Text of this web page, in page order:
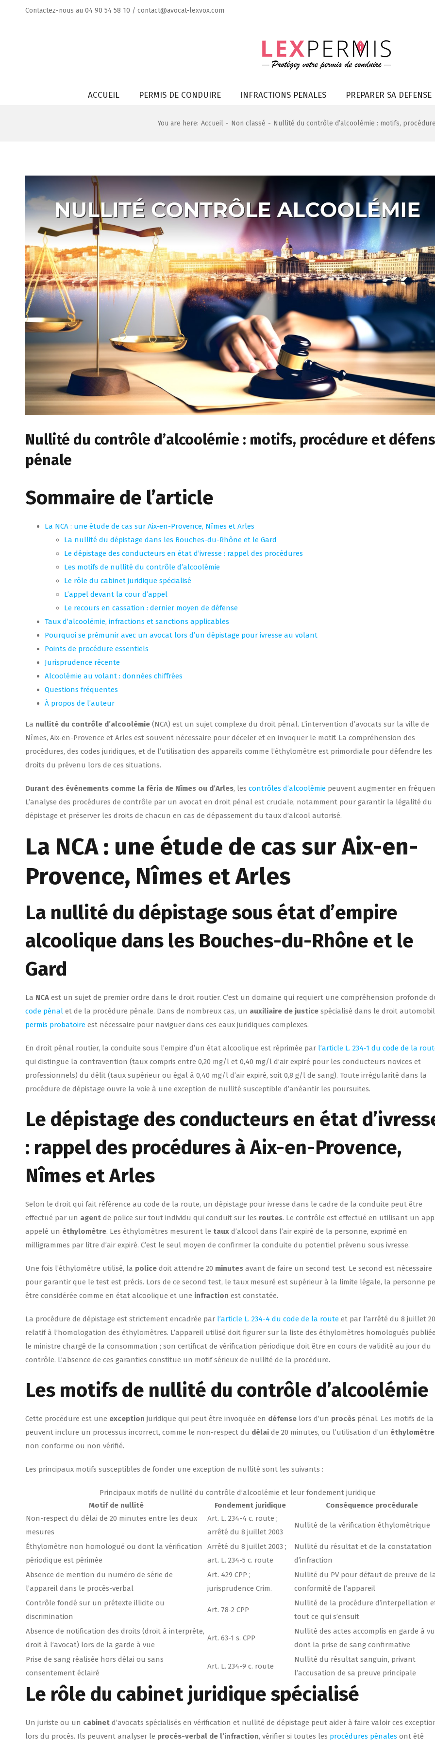
Contactez-nous au 04 90 54 58 10 / contact@avocat-lexvox.com
ACCUEIL PERMIS DE CONDUIRE INFRACTIONS PENALES PREPARER SA DEFENSE
You are here: Accueil - Non classé - Nullité du contrôle d’alcoolémie : motifs,
l'image
agrandie
Nullité du contrôle d’alcoolémie : motifs, procédure et
pénale
Sommaire de l’article
La NCA : une étude de cas sur Aix-en-Provence, Nîmes et Arles
La nullité du dépistage dans les Bouches-du-Rhône et le Gard
Le dépistage des conducteurs en état d’ivresse : rappel des procédures
Les motifs de nullité du contrôle d’alcoolémie
Le rôle du cabinet juridique spécialisé
L’appel devant la cour d’appel
Le recours en cassation : dernier moyen de défense
Taux d’alcoolémie, infractions et sanctions applicables
Pourquoi se prémunir avec un avocat lors d’un dépistage pour ivresse au volant
Points de procédure essentiels
Jurisprudence récente
Alcoolémie au volant : données chiffrées
Questions fréquentes
À propos de l’auteur
La nullité du contrôle d’alcoolémie (NCA) est un sujet complexe du droit pénal. L’intervention d’avocats sur la ville de
Nîmes, Aix-en-Provence et Arles est souvent nécessaire pour déceler et en invoquer le motif. La compréhension des
procédures, des codes juridiques, et de l’utilisation des appareils comme l’éthylomètre est primordiale pour défendre les
droits du prévenu lors de ces situations.
Durant des événements comme la féria de Nîmes ou d’Arles, les contrôles d’alcoolémie peuvent augmenter en
L’analyse des procédures de contrôle par un avocat en droit pénal est cruciale, notamment pour garantir la légalité du
dépistage et préserver les droits de chacun en cas de dépassement du taux d’alcool autorisé.
La NCA : une étude de cas sur Aix-en-
Provence, Nîmes et Arles
La nullité du dépistage sous état d’empire
alcoolique dans les Bouches-du-Rhône et le
Gard
La NCA est un sujet de premier ordre dans le droit routier. C’est un domaine qui requiert une compréhension profonde
code pénal et de la procédure pénale. Dans de nombreux cas, un auxiliaire de justice spécialisé dans le droit
permis probatoire est nécessaire pour naviguer dans ces eaux juridiques complexes.
En droit pénal routier, la conduite sous l’empire d’un état alcoolique est réprimée par l’article L. 234-1 du code de la
qui distingue la contravention (taux compris entre 0,20 mg/l et 0,40 mg/l d’air expiré pour les conducteurs novices et
professionnels) du délit (taux supérieur ou égal à 0,40 mg/l d’air expiré, soit 0,8 g/l de sang). Toute irrégularité dans la
procédure de dépistage ouvre la voie à une exception de nullité susceptible d’anéantir les poursuites.
Le dépistage des conducteurs en état
: rappel des procédures à Aix-en-Provence,
Nîmes et Arles
Selon le droit qui fait référence au code de la route, un dépistage pour ivresse dans le cadre de la conduite peut être
effectué par un agent de police sur tout individu qui conduit sur les routes. Le contrôle est effectué en utilisant un
appelé un éthylomètre. Les éthylomètres mesurent le taux d’alcool dans l’air expiré de la personne, exprimé en
milligrammes par litre d’air expiré. C’est le seul moyen de confirmer la conduite du potentiel prévenu sous ivresse.
Une fois l’éthylomètre utilisé, la police doit attendre 20 minutes avant de faire un second test. Le second est nécessaire
pour garantir que le test est précis. Lors de ce second test, le taux mesuré est supérieur à la limite légale, la personne
être considérée comme en état alcoolique et une infraction est constatée.
La procédure de dépistage est strictement encadrée par l’article L. 234-4 du code de la route et par l’arrêté du 8 juillet
relatif à l’homologation des éthylomètres. L’appareil utilisé doit figurer sur la liste des éthylomètres homologués
le ministre chargé de la consommation ; son certificat de vérification périodique doit être en cours de validité au jour du
contrôle. L’absence de ces garanties constitue un motif sérieux de nullité de la procédure.
Les motifs de nullité du contrôle d’alcoolémie
Cette procédure est une exception juridique qui peut être invoquée en défense lors d’un procès pénal. Les motifs de la
peuvent inclure un processus incorrect, comme le non-respect du délai de 20 minutes, ou l’utilisation d’un éthylomètre
non conforme ou non vérifié.
Les principaux motifs susceptibles de fonder une exception de nullité sont les suivants :
Principaux motifs de nullité du contrôle d’alcoolémie et leur fondement juridique
Motif de nullité
Fondement juridique
Conséquence procédurale
Non-respect du délai de 20 minutes entre les deux
mesures
Art. L. 234-4 c. route ;
arrêté du 8 juillet 2003
Nullité de la vérification éthylométrique
Éthylomètre non homologué ou dont la vérification
périodique est périmée
Arrêté du 8 juillet 2003 ;
art. L. 234-5 c. route
Nullité du résultat et de la constatation
d’infraction
Absence de mention du numéro de série de
l’appareil dans le procès-verbal
Art. 429 CPP ;
jurisprudence Crim.
Nullité du PV pour défaut de preuve de
conformité de l’appareil
Contrôle fondé sur un prétexte illicite ou
discrimination
Art. 78-2 CPP
Nullité de la procédure d’interpellation
tout ce qui s’ensuit
Absence de notification des droits (droit à interprète,
droit à l’avocat) lors de la garde à vue
Art. 63-1 s. CPP
Nullité des actes accomplis en garde à
dont la prise de sang confirmative
Prise de sang réalisée hors délai ou sans
consentement éclairé
Art. L. 234-9 c. route
Nullité du résultat sanguin, privant
l’accusation de sa preuve principale
Le rôle du cabinet juridique spécialisé
Un juriste ou un cabinet d’avocats spécialisés en vérification et nullité de dépistage peut aider à faire valoir ces
lors du procès. Ils peuvent analyser le procès-verbal de l’infraction, vérifier si toutes les procédures pénales ont été